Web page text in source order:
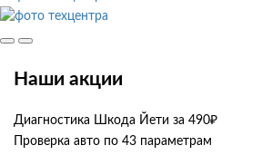
Наши акции
Диагностика Шкода Йети за 490₽
Проверка авто по 43 параметрам